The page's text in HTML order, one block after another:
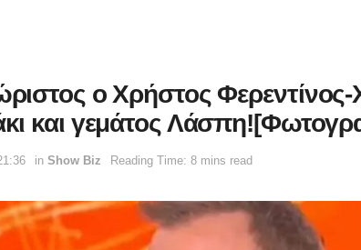
ο Χρήστος Φερεντίνος-
και γεμάτος
in Show Biz Reading Time: 8 mins read